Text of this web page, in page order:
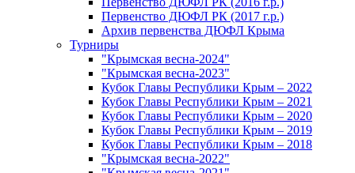
Первенство ДЮФЛ РК (2017 г.р.)
Архив первенства ДЮФЛ Крыма
Турниры
"Крымская весна-2024"
"Крымская весна-2023"
Кубок Главы Республики Крым – 2022
Кубок Главы Республики Крым – 2021
Кубок Главы Республики Крым – 2020
Кубок Главы Республики Крым – 2019
Кубок Главы Республики Крым – 2018
"Крымская весна-2022"